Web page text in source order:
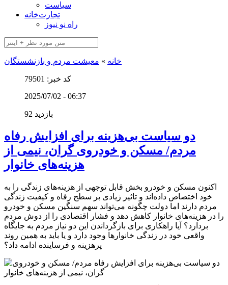
سیاست
تجارت‌خانه
راه نو نیوز
خانه » معیشت مردم و بازنشستگان
کد خبر: 79501
2025/07/02 - 06:37
92 بازدید
دو سیاست بی‌هزینه برای افزایش رفاه
مردم/ مسکن و خودروی گران، نیمی از
هزینه‌های خانوار
اکنون مسکن و خودرو بخش قابل توجهی از هزینه‌های زندگی را به
خود اختصاص داده‌اند و تاثیر زیادی بر سطح رفاه و کیفیت زندگی
مردم دارند اما دولت چگونه می‌تواند سهم سنگین مسکن و خودرو
را در هزینه‌های خانوار کاهش دهد و فشار اقتصادی را از دوش مردم
بردارد؟ آیا راهکاری برای بازگرداندن این دو نیاز مردم به جایگاه
واقعی خود در زندگی خانوار‌ها وجود دارد و یا باید به همین روند
پرهزینه و فرساینده ادامه داد؟